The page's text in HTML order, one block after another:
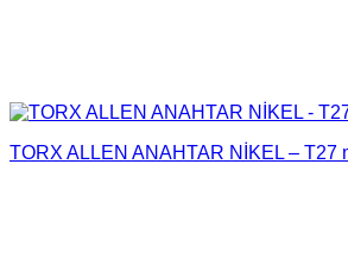
TORX ALLEN ANAHTAR NİKEL – T27